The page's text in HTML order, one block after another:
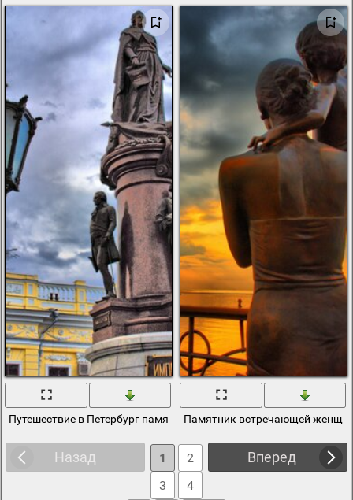
Путешествие в Петербург памятник императрице Екатерине
Памятник встречающей
Назад Вперед
1
2
3
4